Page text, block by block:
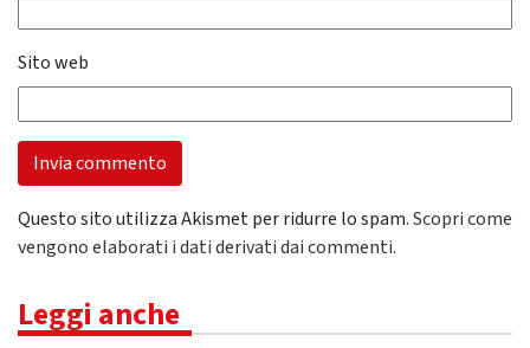
Sito web
Questo sito utilizza Akismet per ridurre lo spam.Scopri come
vengono elaborati i dati derivati dai commenti.
Leggi anche